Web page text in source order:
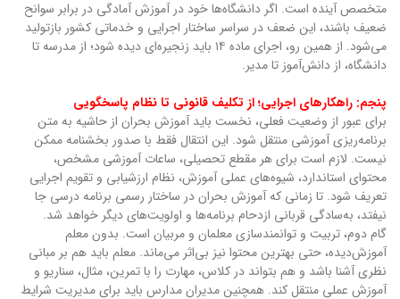
متخصص آینده است. اگر دانشگاه‌ها خود در آموزش آمادگی در برابر سوانح
ضعیف باشند، این ضعف در سراسر ساختار اجرایی و خدماتی کشور بازتولید
می‌شود. از همین رو، اجرای ماده ۱۴ باید زنجیره‌ای دیده شود؛ از مدرسه تا
دانشگاه، از دانش‌آموز تا مدیر.
پنجم: راهکارهای اجرایی؛ از تکلیف قانونی تا نظام پاسخگویی
برای عبور از وضعیت فعلی، نخست باید آموزش بحران از حاشیه به متن
برنامه‌ریزی آموزشی منتقل شود. این انتقال فقط با صدور بخشنامه ممکن
نیست. لازم است برای هر مقطع تحصیلی، ساعات آموزشی مشخص،
محتوای استاندارد، شیوه‌های عملی آموزش، نظام ارزشیابی و تقویم اجرایی
تعریف شود. تا زمانی که آموزش بحران در ساختار رسمی برنامه درسی جا
نیفتد، به‌سادگی قربانی ازدحام برنامه‌ها و اولویت‌های دیگر خواهد شد.
گام دوم، تربیت و توانمندسازی معلمان و مربیان است. بدون معلم
آموزش‌دیده، حتی بهترین محتوا نیز بی‌اثر می‌ماند. معلم باید هم بر مبانی
نظری آشنا باشد و هم بتواند در کلاس، مهارت را با تمرین، مثال، سناریو و
آموزش عملی منتقل کند. همچنین مدیران مدارس باید برای مدیریت شرایط